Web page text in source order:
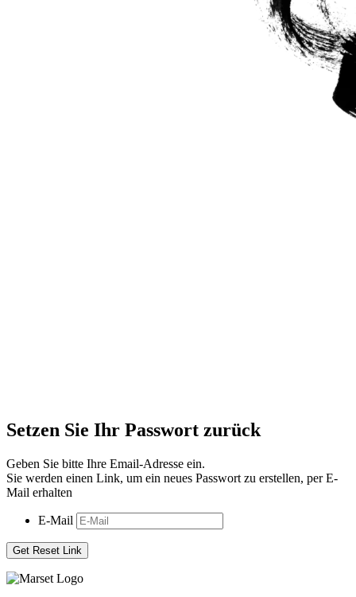
Setzen Sie Ihr Passwort zurück
Geben Sie bitte Ihre Email-Adresse ein.
Sie werden einen Link, um ein neues Passwort zu erstellen, per E-
Mail erhalten
E-Mail